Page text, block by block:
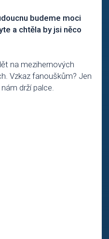
budeme moci
a chtěla by jsi něco
na mezihernových
Vzkaz fanouškům? Jen
drží palce.